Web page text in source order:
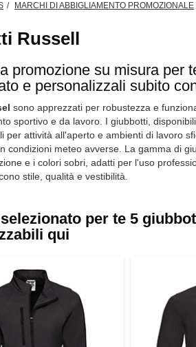
MARCHI DI ABBIGLIAMENTO PROMOZIONALE
Russell
promozione su misura per
e personalizzali subito
sono apprezzati per robustezza e
sportivo e da lavoro. I giubbotti,
per attività all'aperto e ambienti di lavoro
condizioni meteo avverse. La gamma di
e i colori sobri, adatti per l'uso
stile, qualità e vestibilità.
per te 5
qui